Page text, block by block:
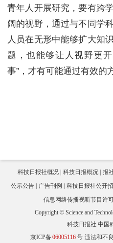
青年人开展研究，要有跨
阔的视野，通过与不同学
人员在无形中能够扩大知
题，也能够让人视野更
事”，才有可能通过有效的
科技日报社概况 科技日报概况 报
公示公告
广告刊例 科技日报社公开
信息网络传播视听节目许
Copyright © Science and
科技日报社 中国
京ICP备06005116号 违法和不